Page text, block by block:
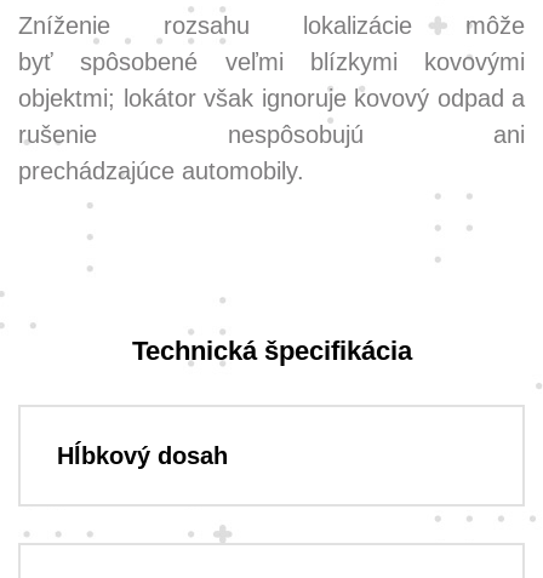
Zníženie rozsahu lokalizácie môže
byť spôsobené veľmi blízkymi kovovými
objektmi; lokátor však ignoruje kovový odpad a
rušenie nespôsobujú ani
prechádzajúce automobily.
Technická špecifikácia
Hĺbkový dosah